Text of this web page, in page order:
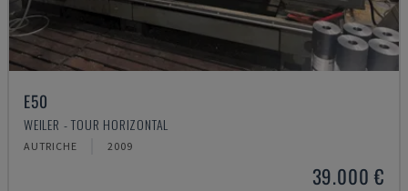
E50
WEILER - TOUR HORIZONTAL
AUTRICHE 2009
39.000 €